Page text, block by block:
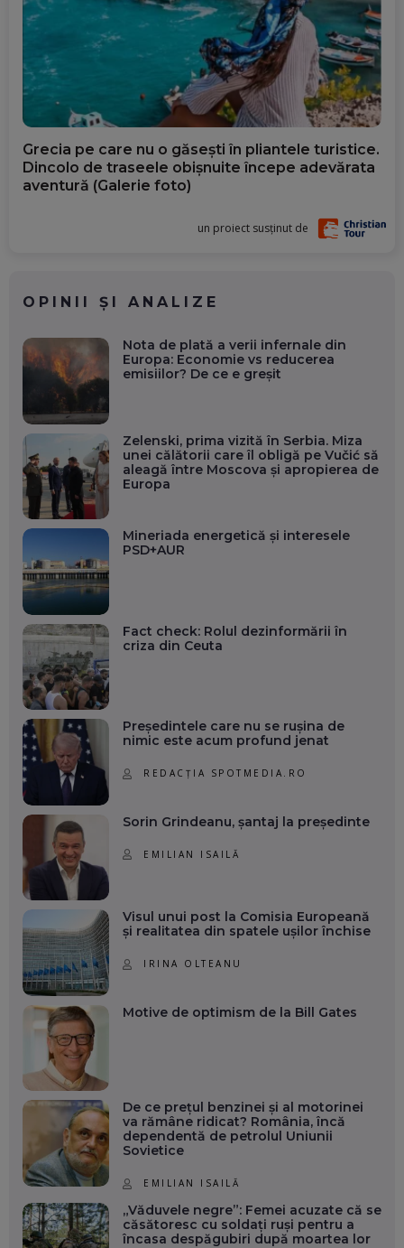
Grecia pe care nu o găsești în pliantele turistice.
Dincolo de traseele obișnuite începe adevărata
aventură (Galerie foto)
un proiect susținut de
OPINII ȘI ANALIZE
Nota de plată a verii infernale din
Europa: Economie vs reducerea
emisiilor? De ce e greșit
Zelenski, prima vizită în Serbia. Miza
unei călătorii care îl obligă pe Vučić să
aleagă între Moscova și apropierea de
Europa
Mineriada energetică și interesele
PSD+AUR
Fact check: Rolul dezinformării în
criza din Ceuta
Președintele care nu se rușina de
nimic este acum profund jenat
REDACȚIA SPOTMEDIA.RO
Sorin Grindeanu, șantaj la președinte
EMILIAN ISAILĂ
Visul unui post la Comisia Europeană
și realitatea din spatele ușilor închise
IRINA OLTEANU
Motive de optimism de la Bill Gates
De ce prețul benzinei și al motorinei
va rămâne ridicat? România, încă
dependentă de petrolul Uniunii
Sovietice
EMILIAN ISAILĂ
„Văduvele negre”: Femei acuzate că se
căsătoresc cu soldați ruși pentru a
încasa despăgubiri după moartea lor